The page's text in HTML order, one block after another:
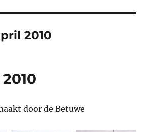
2010
door de Betuwe